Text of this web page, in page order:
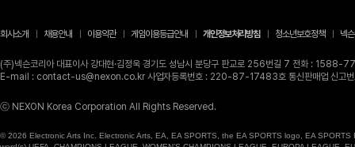
회사소개 채용안내 이용약관 게임이용등급안내 개인정보처리방침 청소년보호정책 넥
(주)넥슨코리아 대표이사 강대현·김정욱 경기도 성남시 분당구 판교로 256번길 7 전화 :
E-mail : contact-us@nexon.co.kr 사업자등록번호 : 220-87-17483호 통신판매업 신고
ⓒ NEXON Korea Corporation All Rights Reserved.
© 2026 Electronic Arts Inc. Electronic Arts, EA, EA SPORTS, the EA SPORTS logo, EA